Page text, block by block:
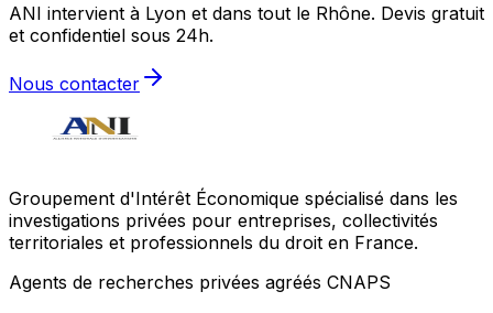
ANI intervient à Lyon et dans tout le Rhône. Devis gratuit
et confidentiel sous 24h.
Nous contacter
Groupement d'Intérêt Économique spécialisé dans les
investigations privées pour entreprises, collectivités
territoriales et professionnels du droit en France.
Agents de recherches privées agréés CNAPS